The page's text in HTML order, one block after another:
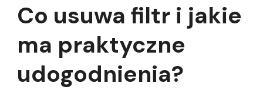
Co usuwa filtr i jakie
ma praktyczne
udogodnienia?